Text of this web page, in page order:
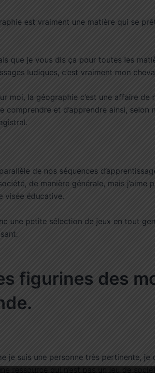
est vraiment une matière qui se
que je vous dis ça pour toutes les
ludiques, c’est vraiment mon
moi, la géographie c’est une affaire de
comprendre et d’apprendre ainsi, selon
de nos séquences
de manière générale, mais j’aime
visée éducative.
une petite sélection de jeux en tout
figurines des
je suis une personne très pertinente,
ressource qui n’est pas un jeu de